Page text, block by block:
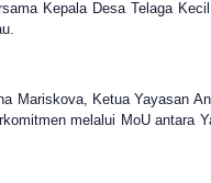
Kepala Desa Telaga
Mariskova, Ketua Yayasan
melalui MoU antara